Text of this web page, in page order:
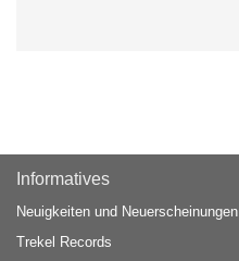
Informatives
Neuigkeiten und Neuerscheinungen
Trekel Records